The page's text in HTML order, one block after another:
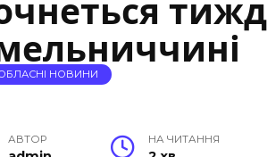
НОВИНИ
АВТОР НА ЧИТАННЯ